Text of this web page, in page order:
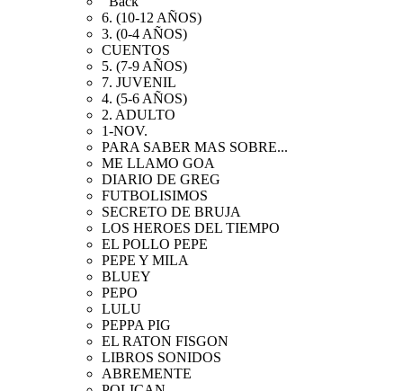
6. (10-12 AÑOS)
3. (0-4 AÑOS)
CUENTOS
5. (7-9 AÑOS)
7. JUVENIL
4. (5-6 AÑOS)
2. ADULTO
1-NOV.
PARA SABER MAS SOBRE...
ME LLAMO GOA
DIARIO DE GREG
FUTBOLISIMOS
SECRETO DE BRUJA
LOS HEROES DEL TIEMPO
EL POLLO PEPE
PEPE Y MILA
BLUEY
PEPO
LULU
PEPPA PIG
EL RATON FISGON
LIBROS SONIDOS
ABREMENTE